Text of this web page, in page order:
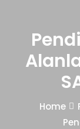
Home